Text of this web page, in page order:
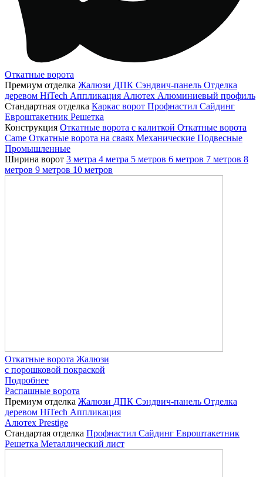
Откатные ворота
Премиум отделка Жалюзи ДПК Сэндвич-панель Отделка
деревом HiTech Аппликация Алютех Алюминиевый профиль
Стандартная отделка Каркас ворот Профнастил Сайдинг
Евроштакетник Решетка
Конструкция Откатные ворота с калиткой Откатные ворота
Came Откатные ворота на сваях Механические Подвесные
Промышленные
Ширина ворот 3 метра 4 метра 5 метров 6 метров 7 метров 8
метров 9 метров 10 метров
Откатные ворота Жалюзи
с порошковой покраской
Подробнее
Распашные ворота
Премиум отделка Жалюзи ДПК Сэндвич-панель Отделка
деревом HiTech Аппликация
Алютех Prestige
Стандартая отделка Профнастил Сайдинг Евроштакетник
Решетка Металлический лист